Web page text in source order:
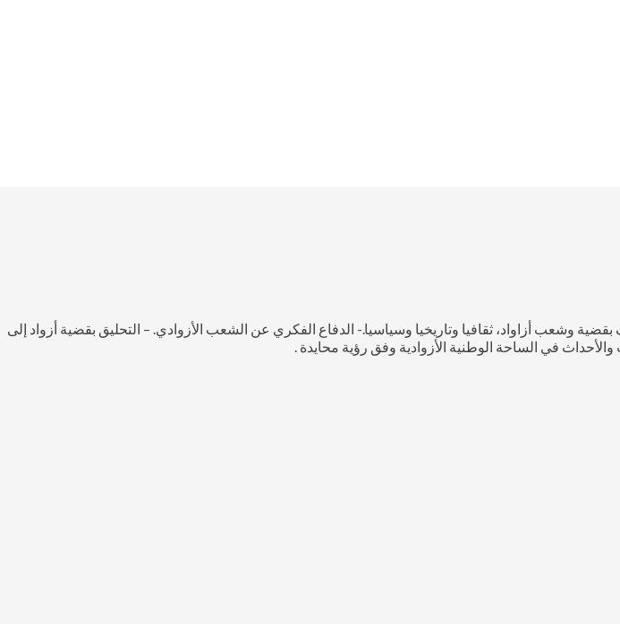
وشعب أزاواد، ثقافيا وتاريخيا وسياسيا.- الدفاع الفكري عن الشعب الأزوادي. – التحليق بقضية أزواد إلى
في الساحة الوطنية الأزوادية وفق رؤية محايدة .